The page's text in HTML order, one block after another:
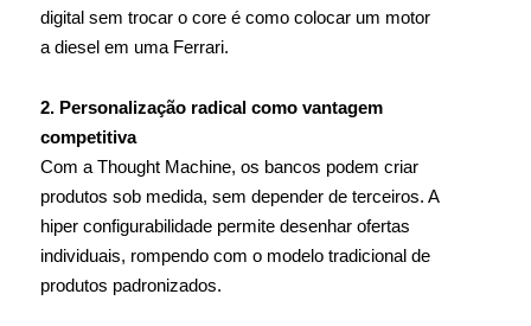
digital sem trocar o core é como colocar um motor
a diesel em uma Ferrari.
2. Personalização radical como vantagem
competitiva
Com a Thought Machine, os bancos podem criar
produtos sob medida, sem depender de terceiros. A
hiper configurabilidade permite desenhar ofertas
individuais, rompendo com o modelo tradicional de
produtos padronizados.